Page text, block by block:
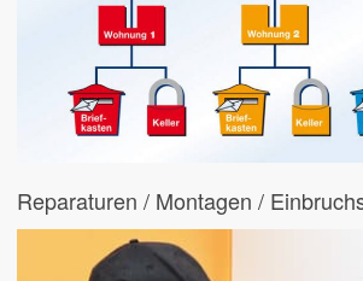
Reparaturen / Montagen /